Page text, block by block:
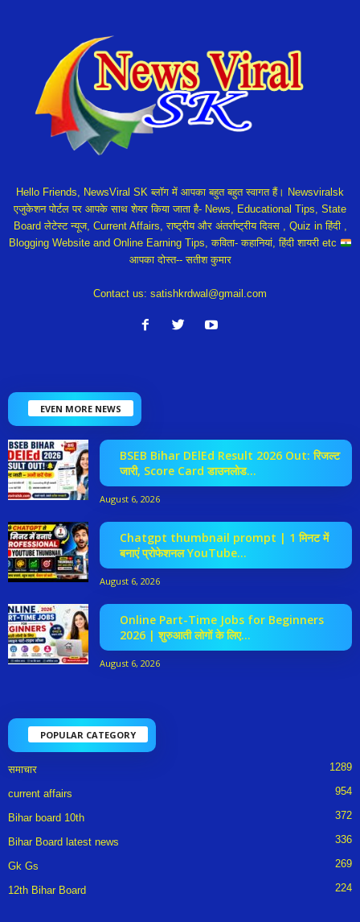
Hello Friends, NewsViral SK ब्लॉग में आपका बहुत बहुत स्वागत हैं। Newsviralsk
एजुकेशन पोर्टल पर आपके साथ शेयर किया जाता है- News, Educational Tips, State
Board लेटेस्ट न्यूज, Current Affairs, राष्ट्रीय और अंतर्राष्ट्रीय दिवस , Quiz in हिंदी ,
Blogging Website and Online Earning Tips, कविता- कहानियां, हिंदी शायरी etc
आपका दोस्त-- सतीश कुमार
Contact us: satishkrdwal@gmail.com
EVEN MORE NEWS
BSEB Bihar DElEd Result 2026 Out: रिजल्ट
जारी, Score Card डाउनलोड...
August 6, 2026
Chatgpt thumbnail prompt | 1 मिनट में
बनाएं प्रोफेशनल YouTube...
August 6, 2026
Online Part-Time Jobs for Beginners
2026 | शुरुआती लोगों के लिए...
August 6, 2026
POPULAR CATEGORY
समाचार 1289
current affairs 954
Bihar board 10th 372
Bihar Board latest news 336
Gk Gs 269
12th Bihar Board 224